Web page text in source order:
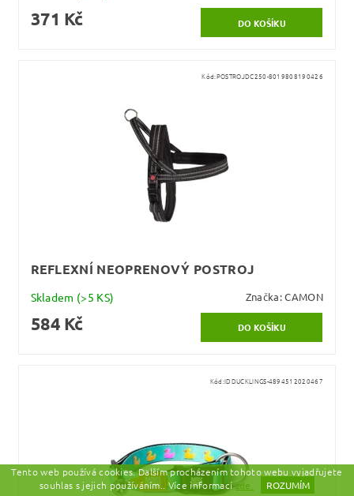
371 Kč
Kód:POSTROJDC250-8019808190426
REFLEXNÍ NEOPRENOVÝ POSTROJ
Skladem (>5 KS) Značka:CAMON
584 Kč
Kód:IDDUCKLINGS-4894512020467
Tento web používá cookies. Dalším procházením tohoto webu vyjadřujete
souhlas s jejich používáním.. Více informací zde. ROZUMÍM